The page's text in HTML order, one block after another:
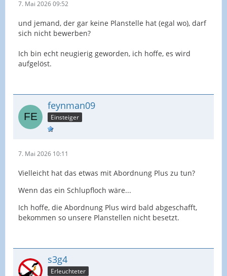
7. Mai 2026 09:52
und jemand, der gar keine Planstelle hat (egal wo), darf
sich nicht bewerben?
Ich bin echt neugierig geworden, ich hoffe, es wird
aufgelöst.
feynman09
Einsteiger
7. Mai 2026 10:11
Vielleicht hat das etwas mit Abordnung Plus zu tun?
Wenn das ein Schlupfloch wäre...
Ich hoffe, die Abordnung Plus wird bald abgeschafft,
bekommen so unsere Planstellen nicht besetzt.
s3g4
Erleuchteter